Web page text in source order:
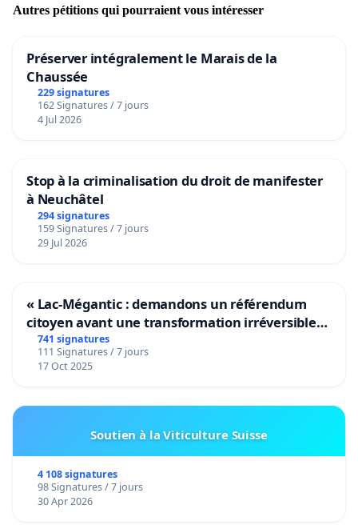
Autres pétitions qui pourraient vous intéresser
Préserver intégralement le Marais de la
Chaussée
229 signatures
162 Signatures / 7 jours
4 Jul 2026
Stop à la criminalisation du droit de manifester
à Neuchâtel
294 signatures
159 Signatures / 7 jours
29 Jul 2026
« Lac-Mégantic : demandons un référendum
citoyen avant une transformation irréversible
de notre territoire »
741 signatures
111 Signatures / 7 jours
17 Oct 2025
Soutien à la Viticulture Suisse
4 108 signatures
98 Signatures / 7 jours
30 Apr 2026